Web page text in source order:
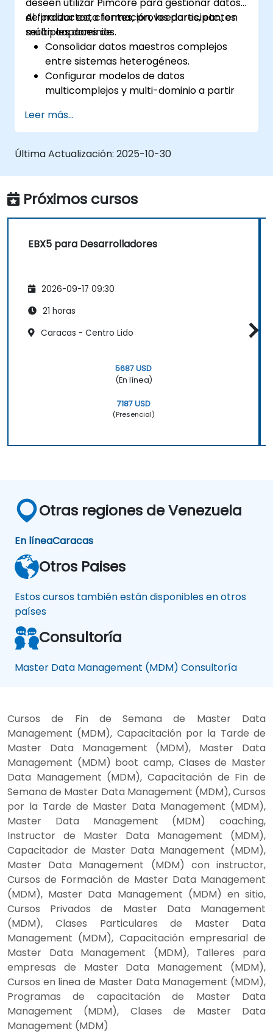
de productos, clientes, proveedores, etc., en
múltiples dominios.
Al finalizar esta formación, los participantes
serán capaces de:
Consolidar datos maestros complejos
entre sistemas heterogéneos.
Configurar modelos de datos
multicomplejos y multi-dominio a partir
Modelar, almacenar y gestionar la
jerarquía y estructura de los datos dentro
de una organización.
estandarizar los datos maestros.
Integrar datos PIM con gestión de activos
digitales (DAM), gestión de contenidos
(CMS) y diseño de experiencia de usuario
/ cliente (UX / CX).
Leer más...
Última Actualización: 2025-10-30
Próximos cursos
EBX5 para Desarrolladores
2026-09-17 09:30
21 horas
Caracas - Centro Lido
5687 USD
(En línea)
7187 USD
(Presencial)
Otras regiones de Venezuela
En líneaCaracas
Otros Paises
Estos cursos también están disponibles en otros
países
Consultoría
Master Data Management (MDM) Consultoría
Cursos de Fin de Semana de Master Data
Management (MDM), Capacitación por la Tarde de
Master Data Management (MDM), Master Data
Management (MDM) boot camp, Clases de Master
Data Management (MDM), Capacitación de Fin de
Semana de Master Data Management (MDM), Cursos
por la Tarde de Master Data Management (MDM),
Master Data Management (MDM) coaching,
Instructor de Master Data Management (MDM),
Capacitador de Master Data Management (MDM),
Master Data Management (MDM) con instructor,
Cursos de Formación de Master Data Management
(MDM), Master Data Management (MDM) en sitio,
Cursos Privados de Master Data Management
(MDM), Clases Particulares de Master Data
Management (MDM), Capacitación empresarial de
Master Data Management (MDM), Talleres para
empresas de Master Data Management (MDM),
Cursos en linea de Master Data Management (MDM),
Programas de capacitación de Master Data
Management (MDM), Clases de Master Data
Management (MDM)